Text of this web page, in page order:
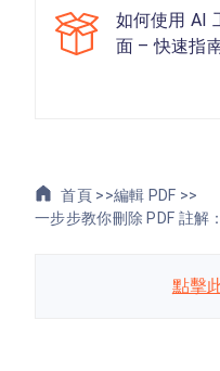
如何使用 AI
面 – 快速指
首頁 >>編輯 PDF >>
一步步教你刪除 PDF 註解
點擊